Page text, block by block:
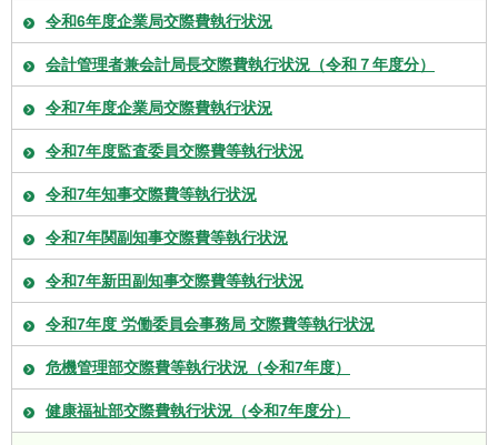
令和6年度企業局交際費執行状況
会計管理者兼会計局長交際費執行状況（令和７年度分）
令和7年度企業局交際費執行状況
令和7年度監査委員交際費等執行状況
令和7年知事交際費等執行状況
令和7年関副知事交際費等執行状況
令和7年新田副知事交際費等執行状況
令和7年度 労働委員会事務局 交際費等執行状況
危機管理部交際費等執行状況（令和7年度）
健康福祉部交際費執行状況（令和7年度分）